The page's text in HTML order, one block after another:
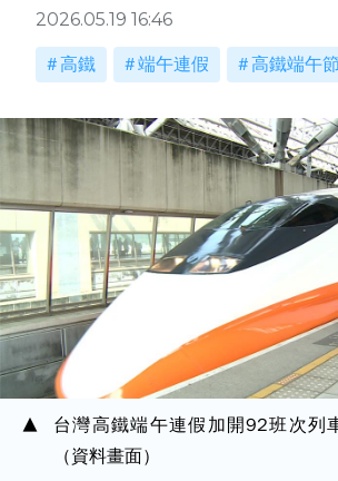
2026.05.19 16:46
高鐵 端午連假 高鐵端午節
台灣高鐵端午連假加開92班次列
（資料畫面）